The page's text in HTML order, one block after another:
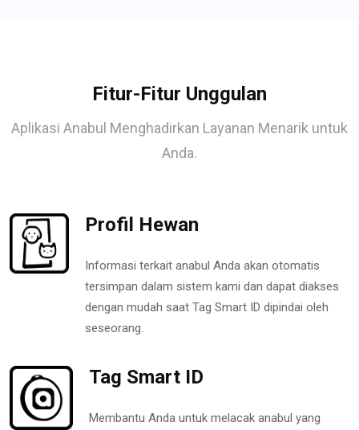
Fitur-Fitur Unggulan
Aplikasi Anabul Menghadirkan Layanan Menarik untuk
Anda.
Profil Hewan
Informasi terkait anabul Anda akan otomatis
tersimpan dalam sistem kami dan dapat diakses
dengan mudah saat Tag Smart ID dipindai oleh
seseorang.
Tag Smart ID
Membantu Anda untuk melacak anabul yang